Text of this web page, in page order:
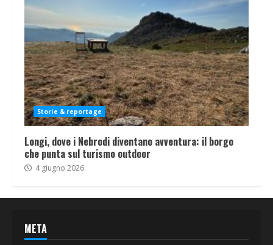
Storie & reportage
Longi, dove i Nebrodi diventano avventura: il borgo
che punta sul turismo outdoor
4 giugno 2026
META